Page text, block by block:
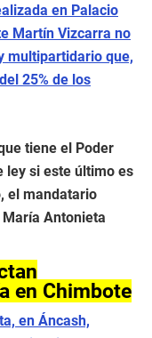
en Palacio
Martín Vizcarra no
multipartidario que,
25% de los
tiene el Poder
ley si este último es
el mandatario
Antonieta
en Chimbote
en Áncash,